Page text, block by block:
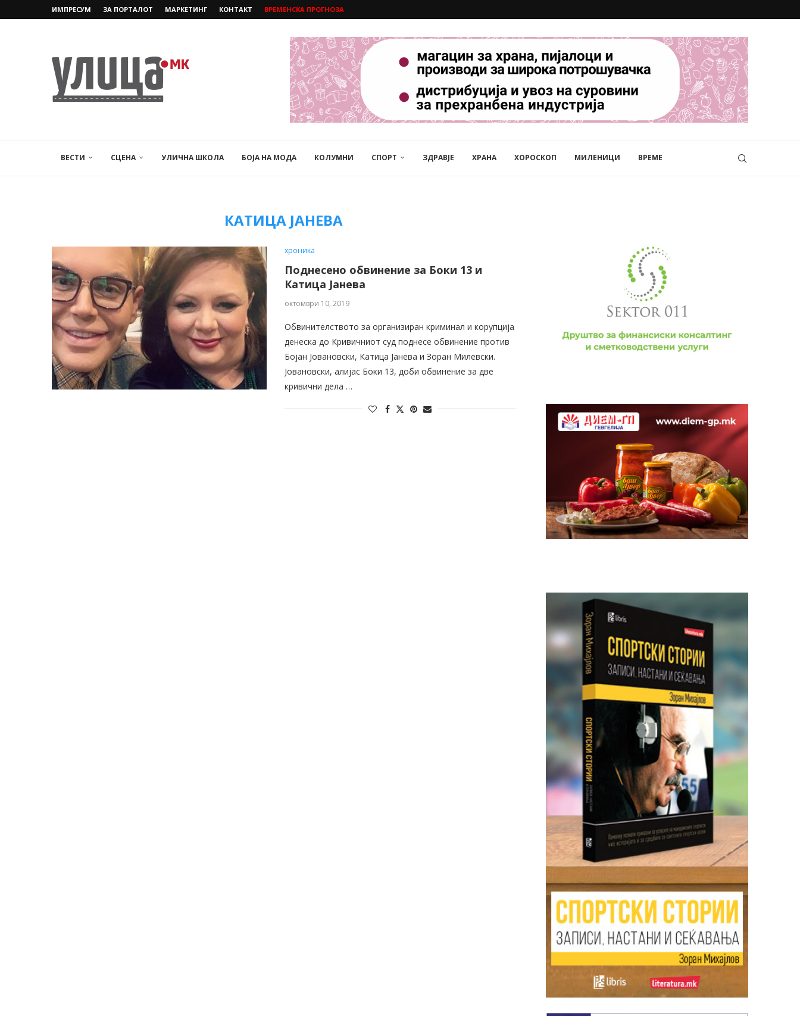
ИМПРЕСУМ ЗА ПОРТАЛОТ МАРКЕТИНГ КОНТАКТ ВРЕМЕНСКА ПРОГНОЗА
ВЕСТИ СЦЕНА УЛИЧНА ШКОЛА БОЈА НА МОДА КОЛУМНИ СПОРТ ЗДРАВЈЕ ХРАНА ХОРОСКОП МИЛЕНИЦИ ВРЕМЕ
КАТИЦА ЈАНЕВА
хроника
Поднесено обвинениe за Боки 13 и
Катица Јанева
октомври 10, 2019
Обвинителството за организиран криминал и корупција
денеска до Кривичниот суд поднесе обвинение против
Бојан Јовановски, Катица Јанева и Зоран Милевски.
Јовановски, алијас Боки 13, доби обвинение за две
кривични дела …